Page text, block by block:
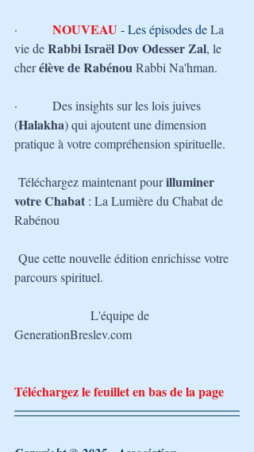
· NOUVEAU - Les épisodes de La
vie de Rabbi Israël Dov Odesser Zal, le
cher élève de Rabénou Rabbi Na'hman.
· Des insights sur les lois juives
(Halakha) qui ajoutent une dimension
pratique à votre compréhension spirituelle.
Téléchargez maintenant pour illuminer
votre Chabat : La Lumière du Chabat de
Rabénou
Que cette nouvelle édition enrichisse votre
parcours spirituel.
L'équipe de
GenerationBreslev.com
Téléchargez le feuillet en bas de la page